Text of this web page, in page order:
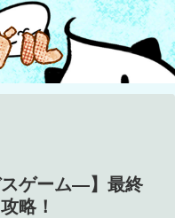
ゲーム―】最終
攻略！